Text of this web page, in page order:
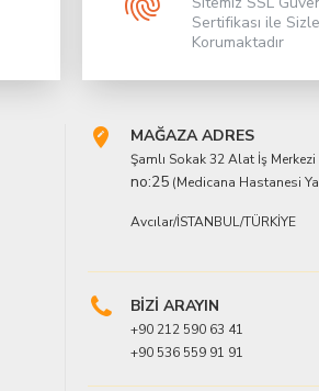
Sertifikası ile
Korumaktadır
MAĞAZA ADRES
Şamlı Sokak 32 Alat İş Merkezi
no:25 (Medicana Hastanesi
Avcılar/İSTANBUL/TÜRKİYE
BİZİ ARAYIN
+90 212 590 63 41
+90 536 559 91 91